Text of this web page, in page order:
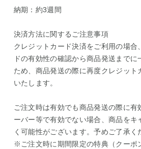
納期：約3週間
決済方法に関するご注意事項
クレジットカード決済をご利用の場合
ドの有効性の確認から商品発送までに
ため、商品発送の際に再度クレジット
いたします。
ご注文時は有効でも商品発送の際に有
ーバー等で有効でない場合、商品をキ
く可能性がございます。予めご了承く
※ご注文時に期間限定の特典（クーポ